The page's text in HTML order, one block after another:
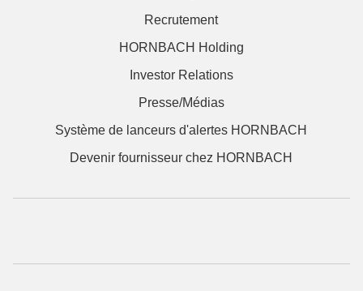
Recrutement
HORNBACH Holding
Investor Relations
Presse/Médias
Système de lanceurs d'alertes HORNBACH
Devenir fournisseur chez HORNBACH